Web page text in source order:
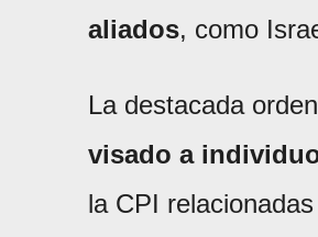
aliados, como
La destacada orden
visado a
la CPI